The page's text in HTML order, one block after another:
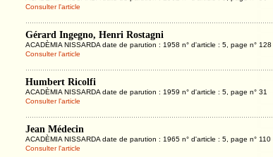
Consulter l'article
Gérard Ingegno, Henri Rostagni
ACADÈMIA NISSARDA date de parution : 1958 n° d'article : 5, page n° 128
Consulter l'article
Humbert Ricolfi
ACADÈMIA NISSARDA date de parution : 1959 n° d'article : 5, page n° 31
Consulter l'article
Jean Médecin
ACADÈMIA NISSARDA date de parution : 1965 n° d'article : 5, page n° 110
Consulter l'article